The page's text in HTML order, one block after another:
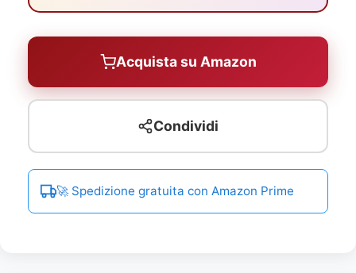
Acquista su Amazon
Condividi
🚀 Spedizione gratuita con Amazon Prime